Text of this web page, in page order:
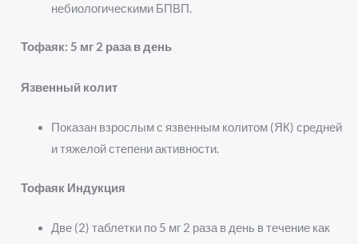
небиологическими БПВП.
Тофаяк: 5 мг 2 раза в день
Язвенный колит
Показан взрослым с язвенным колитом (ЯК) средней
и тяжелой степени активности.
Тофаяк Индукция
Две (2) таблетки по 5 мг 2 раза в день в течение как